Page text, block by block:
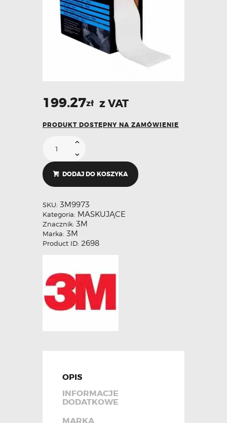
199.27zł z VAT
PRODUKT DOSTĘPNY NA ZAMÓWIENIE
DODAJ DO KOSZYKA
SKU: 3M9973
Kategoria: MASKUJĄCE
Znacznik: 3M
Marka: 3M
Product ID: 2698
OPIS
INFORMACJE
DODATKOWE
MARKA